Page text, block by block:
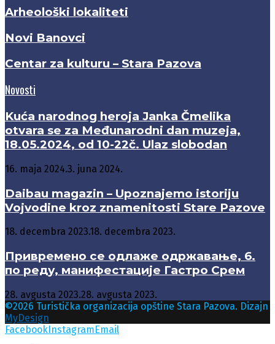
Arheološki lokaliteti
Novi Banovci
Centar za kulturu – Stara Pazova
Novosti
Kuća narodnog heroja Janka Čmelika
otvara se za Međunarodni dan muzeja,
18.05.2024, od 10-22č. Ulaz slobodan
16. maja 2024.3. juna 2024.
Daibau magazin – Upoznajemo istoriju
Vojvodine kroz znamenitosti Stare Pazove
18. decembra 2023.18. decembra 2023.
Привремено се одлаже одржавање, 6.
по реду, манифестације Гастро Срем
28. avgusta 2023.28. avgusta 2023.
©2026 Turistička organizacija opštine Stara Pazova. Dizajn
MyDesign
FacebookInstagramEmail